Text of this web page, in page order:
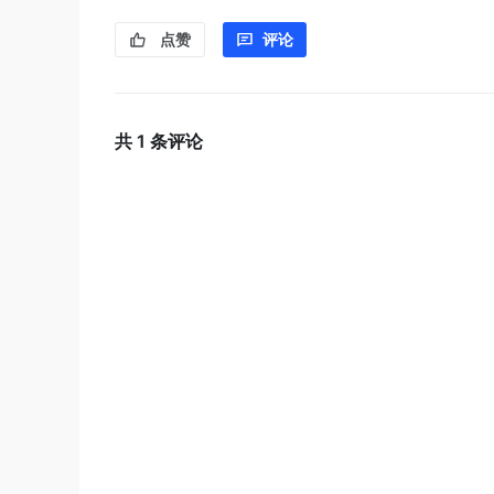
点赞 评论
共 1 条评论